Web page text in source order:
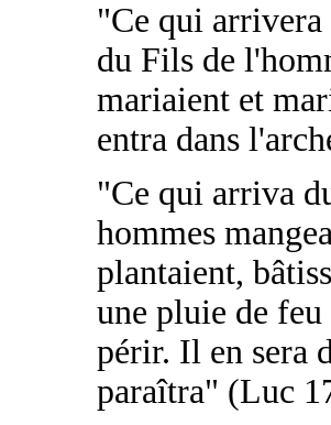
"Ce qui arrivera
du Fils de
mariaient et
entra dans
"Ce qui arriva
hommes
plantaient,
une pluie de
périr. Il en sera
paraîtra" (Luc